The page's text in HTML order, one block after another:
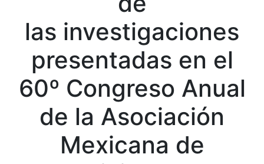
las investigaciones
presentadas en el
60º Congreso Anual
de la Asociación
Mexicana de